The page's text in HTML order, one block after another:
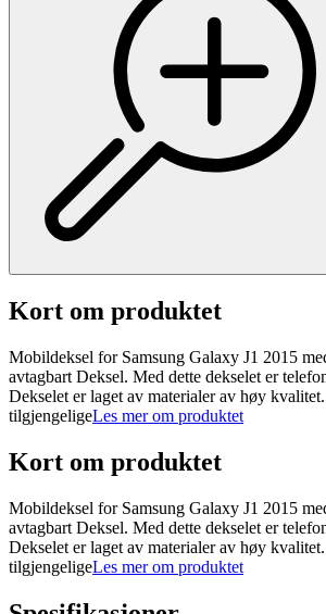
Kort om produktet
Mobildeksel for Samsung Galaxy J1 2015
avtagbart Deksel. Med dette dekselet er
Dekselet er laget av materialer av høy
tilgjengeligeLes mer om produktet
Kort om produktet
Mobildeksel for Samsung Galaxy J1 2015
avtagbart Deksel. Med dette dekselet er
Dekselet er laget av materialer av høy
tilgjengeligeLes mer om produktet